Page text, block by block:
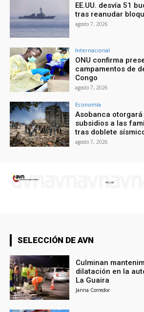
EE.UU. desvía 51
tras reanudar
agosto 7, 2026
Internacional
ONU confirma
campamentos de
Congo
agosto 7, 2026
Economía
Asobanca
subsidios a las
tras doblete
agosto 7, 2026
SELECCIÓN DE AVN
Culminan
dilatación en la
La Guaira
Janna Corredor